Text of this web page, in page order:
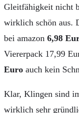
Gleitfähigkeit nicht
wirklich schön aus.
bei amazon 6,98
Viererpack 17,99
Euro auch kein
Klar, Klingen sind
wirklich sehr